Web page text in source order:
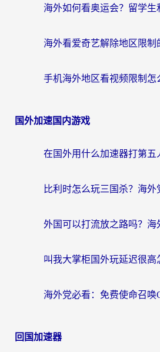
国外加速国内游戏
回国加速器